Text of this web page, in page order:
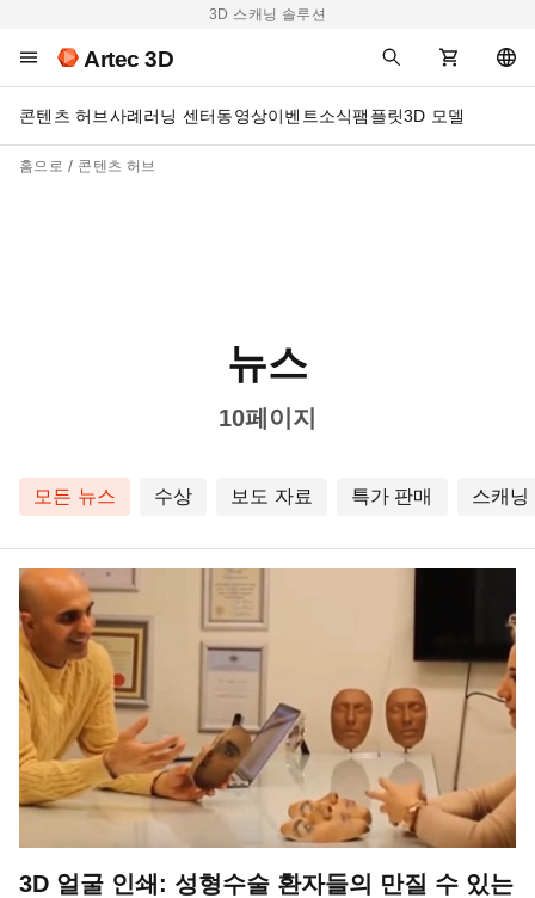
3D 스캐닝 솔루션
Artec 3D
콘텐츠 허브사례러닝 센터동영상이벤트소식팸플릿3D 모델
홈으로 콘텐츠 허브
뉴스
10페이지
모든 뉴스 수상 보도 자료 특가 판매 스캐닝
3D 얼굴 인쇄: 성형수술 환자들의 만질 수 있는